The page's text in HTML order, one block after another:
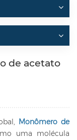
de acetato
Monômero de
uma molécula